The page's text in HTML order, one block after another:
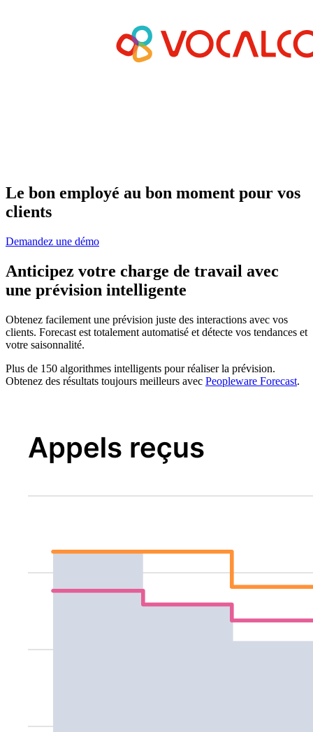
Le bon employé au bon moment pour vos
clients
Demandez une démo
Anticipez votre charge de travail avec
une prévision intelligente
Obtenez facilement une prévision juste des interactions avec vos
clients. Forecast est totalement automatisé et détecte vos tendances et
votre saisonnalité.
Plus de 150 algorithmes intelligents pour réaliser la prévision.
Obtenez des résultats toujours meilleurs avec Peopleware Forecast.